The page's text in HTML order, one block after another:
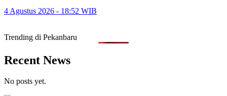
4 Agustus 2026 - 18:52 WIB
Trending di Pekanbaru
Recent News
No posts yet.